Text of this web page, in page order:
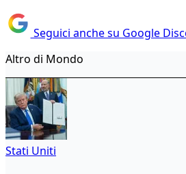
Seguici anche su Google
Altro di Mondo
Stati Uniti